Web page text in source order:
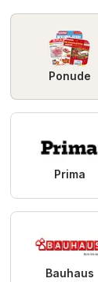
Ponude
Prima
Bauhaus